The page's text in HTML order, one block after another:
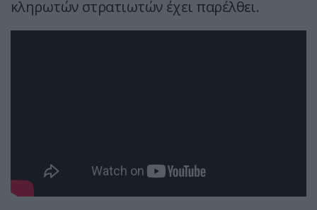
κληρωτών στρατιωτών έχει παρέλθει.